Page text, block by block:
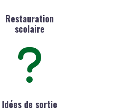
Restauration
scolaire
Idées de sortie